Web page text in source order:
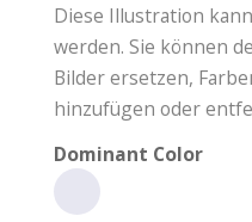
Diese Illustration
werden. Sie können
Bilder ersetzen,
hinzufügen oder
Dominant Color